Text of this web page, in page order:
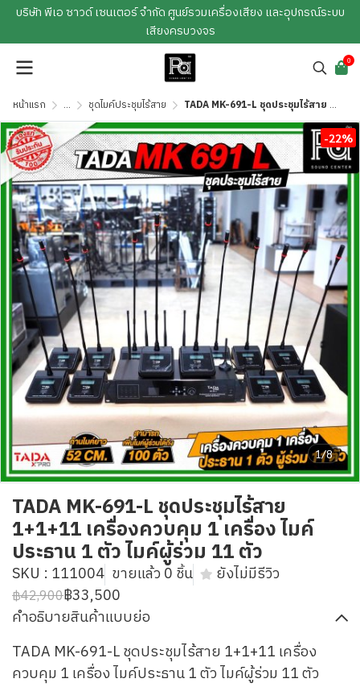
บริษัท พีเอ ซาวด์ เซนเตอร์ จำกัด ศูนย์รวมเครื่องเสียง และอุปกรณ์ระบบ
เสียงครบวงจร
0
หน้าแรก ... ชุดไมค์ประชุมไร้สาย TADA MK-691-L ชุดประชุมไร้สาย 1+1+11 เครื่องควบคุม 1 เครื่อง ไมค์ประธาน 1 ตัว ไมค์ผู้ร่วม 11 ตัว
1/8
-22%
TADA MK-691-L ชุดประชุมไร้สาย
1+1+11 เครื่องควบคุม 1 เครื่อง ไมค์
ประธาน 1 ตัว ไมค์ผู้ร่วม 11 ตัว
SKU : 111004 ขายแล้ว 0 ชิ้น ยังไม่มีรีวิว
฿42,900฿33,500
คำอธิบายสินค้าแบบย่อ
TADA MK-691-L ชุดประชุมไร้สาย 1+1+11 เครื่อง
ควบคุม 1 เครื่อง ไมค์ประธาน 1 ตัว ไมค์ผู้ร่วม 11 ตัว